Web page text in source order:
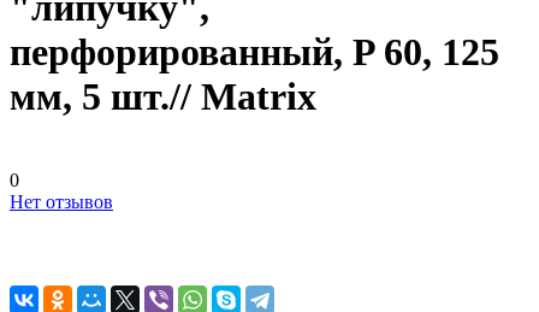
перфорированный, P 60, 125
мм, 5 шт.// Matrix
0
Нет отзывов